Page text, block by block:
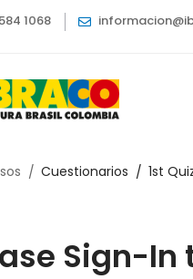
1068
Cuestionarios 1st
Sign-